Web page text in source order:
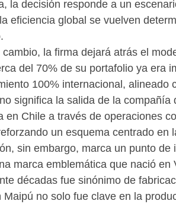
la decisión responde a un
eficiencia global se vuelven
cambio, la firma dejará atrás el
del 70% de su portafolio ya era
100% internacional, alineado
significa la salida de la
en Chile a través de operaciones
un esquema centrado en
sin embargo, marca un punto
marca emblemática que nació
décadas fue sinónimo de
Maipú no solo fue clave en la